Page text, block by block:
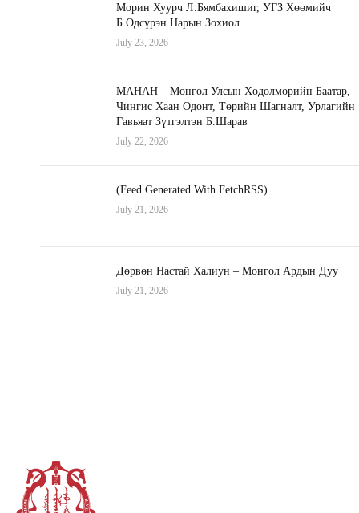
Морин Хуурч Л.Бямбахишиг, УГЗ Хөөмийч
Б.Одсүрэн Нарын Зохиол
July 23, 2026
МАНАН – Монгол Улсын Хөдөлмөрийн Баатар,
Чингис Хаан Одонт, Төрийн Шагналт, Урлагийн
Гавьяат Зүтгэлтэн Б.Шарав
July 22, 2026
(Feed Generated With FetchRSS)
July 21, 2026
Дөрвөн Настай Халиун – Монгол Ардын Дуу
July 21, 2026